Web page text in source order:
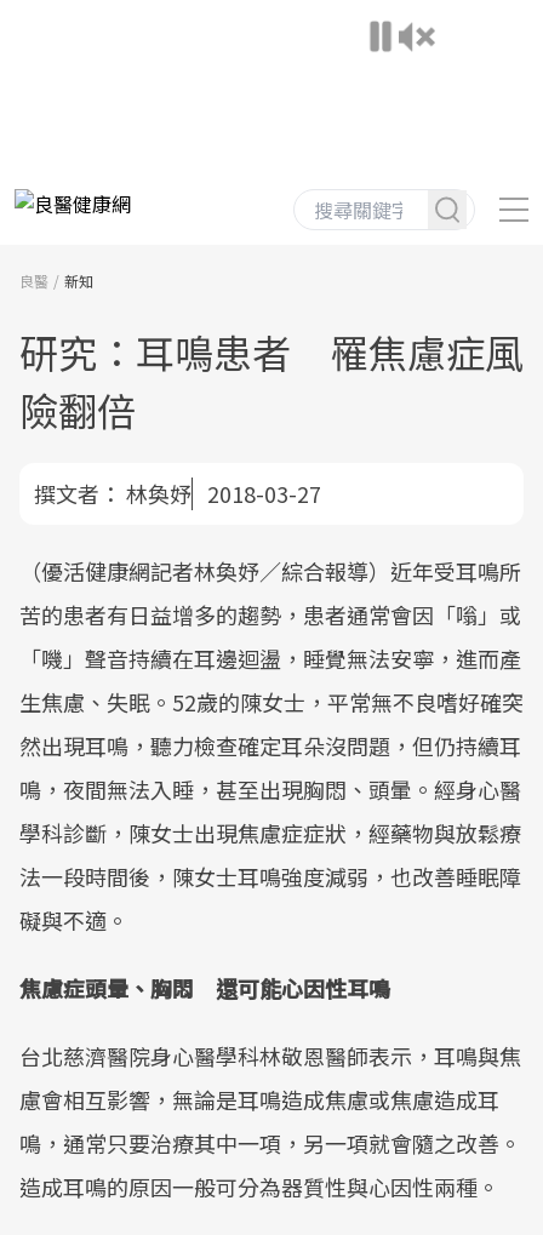
良醫 新知
研究：耳鳴患者 罹焦慮症風
險翻倍
撰文者： 林奐妤 2018-03-27
（優活健康網記者林奐妤／綜合報導）近年受耳鳴所
苦的患者有日益增多的趨勢，患者通常會因「嗡」或
「嘰」聲音持續在耳邊迴盪，睡覺無法安寧，進而產
生焦慮、失眠。52歲的陳女士，平常無不良嗜好確突
然出現耳鳴，聽力檢查確定耳朵沒問題，但仍持續耳
鳴，夜間無法入睡，甚至出現胸悶、頭暈。經身心醫
學科診斷，陳女士出現焦慮症症狀，經藥物與放鬆療
法一段時間後，陳女士耳鳴強度減弱，也改善睡眠障
礙與不適。
焦慮症頭暈、胸悶 還可能心因性耳鳴
台北慈濟醫院身心醫學科林敬恩醫師表示，耳鳴與焦
慮會相互影響，無論是耳鳴造成焦慮或焦慮造成耳
鳴，通常只要治療其中一項，另一項就會隨之改善。
造成耳鳴的原因一般可分為器質性與心因性兩種。